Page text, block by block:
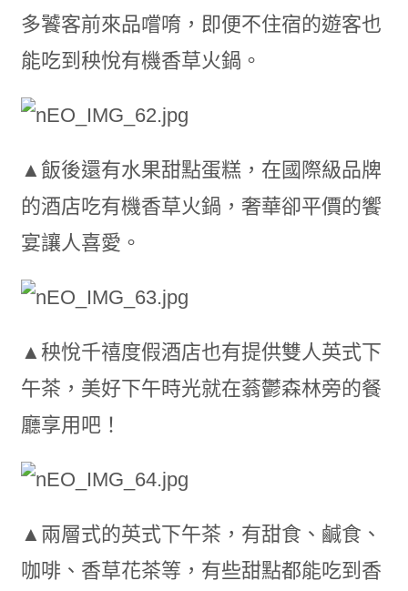
多饕客前來品嚐唷，即便不住宿的遊客也
能吃到秧悅有機香草火鍋。
▲飯後還有水果甜點蛋糕，在國際級品牌
的酒店吃有機香草火鍋，奢華卻平價的饗
宴讓人喜愛。
▲秧悅千禧度假酒店也有提供雙人英式下
午茶，美好下午時光就在蓊鬱森林旁的餐
廳享用吧！
▲兩層式的英式下午茶，有甜食、鹹食、
咖啡、香草花茶等，有些甜點都能吃到香